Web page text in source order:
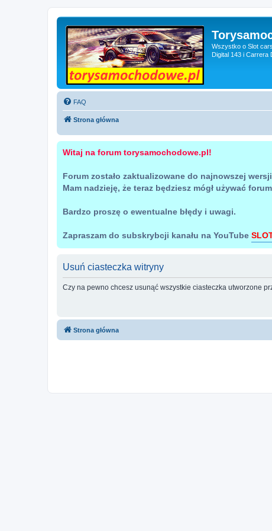
Wszystko o Slot
Digital 143 i Carrera
FAQ
Strona główna
Witaj na forum torysamochodowe.pl!
Forum zostało zaktualizowane do najnowszej
Mam nadzieję, że teraz będziesz mógł używać
Bardzo proszę o ewentualne błędy i uwagi.
Zapraszam do subskrybcji kanału na YouTube
Usuń ciasteczka witryny
Czy na pewno chcesz usunąć wszystkie ciasteczka utworzone
Strona główna